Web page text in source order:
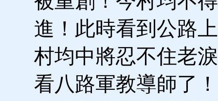
進！此時看到公路
村均中將忍不住老
看八路軍教導師了